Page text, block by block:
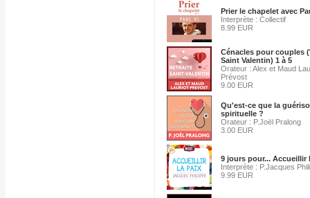
Prier le chapelet avec
Interprète : Collectif
8.99 EUR
Cénacles pour couples
Saint Valentin) 1 à 5
Orateur : Alex et Maud
Prévost
9.00 EUR
Qu'est-ce que la
spirituelle ?
Orateur : P.Joël Pralong
3.00 EUR
9 jours pour... Accueillir
Interprète : P.Jacques
9.99 EUR